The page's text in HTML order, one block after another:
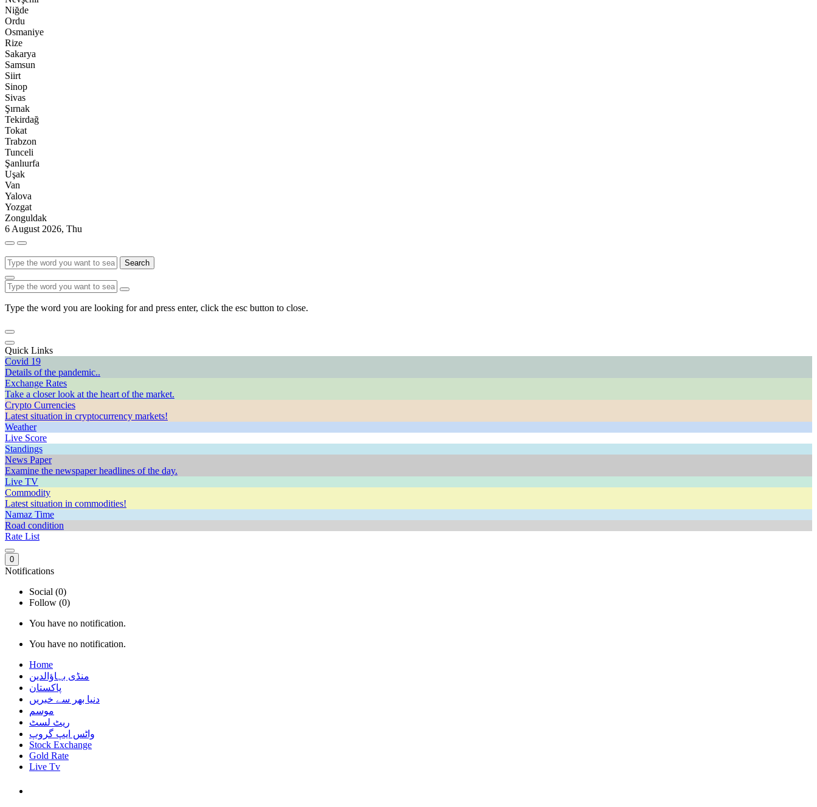
Niğde
Ordu
Osmaniye
Rize
Sakarya
Samsun
Siirt
Sinop
Sivas
Şırnak
Tekirdağ
Tokat
Trabzon
Tunceli
Şanlıurfa
Uşak
Van
Yalova
Yozgat
Zonguldak
6 August 2026, Thu
Search
Type the word you are looking for and press enter, click the esc button to close.
Quick Links
Covid 19
Details of the pandemic..
Exchange Rates
Take a closer look at the heart of the market.
Crypto Currencies
Latest situation in cryptocurrency markets!
Weather
Live Score
Standings
News Paper
Examine the newspaper headlines of the day.
Live TV
Commodity
Latest situation in commodities!
Namaz Time
Road condition
Rate List
0
Notifications
Social (0)
Follow (0)
You have no notification.
You have no notification.
Home
منڈی بہاؤالدین
پاکستان
دنیا بھر سے خبریں
موسم
ریٹ لسٹ
واٹس ایپ گروپ
Stock Exchange
Gold Rate
Live Tv